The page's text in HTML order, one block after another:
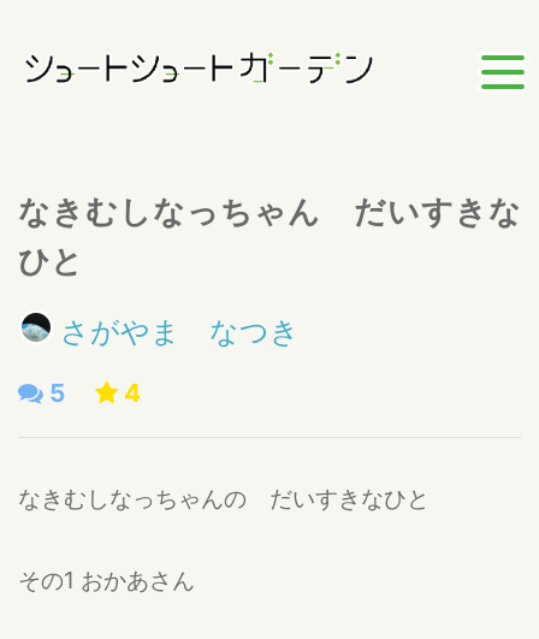
なきむしなっちゃん だいすきな
ひと
さがやま なつき
5 4
なきむしなっちゃんの だいすきなひと
その1 おかあさん